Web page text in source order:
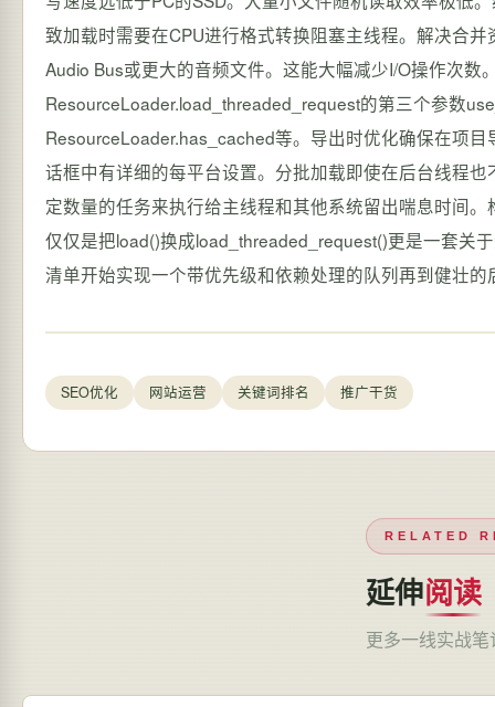
SEO优化 网站运营 关键词排名 推广干货
RELATED
延伸阅读
更多一线实战